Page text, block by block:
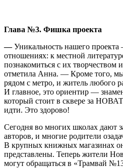
Глава №3. Фишка проекта
—Уникальность нашего
отношениях: к местной
познакомиться с их
отметила Анна. — Кроме того, мы
рядом с метро, и житель любого
И главное, это ориентир —
который стоит в сквере за
идти. Это здорово!
Сегодня во многих школах дают
авторов, и многие родители
В крупных книжных магазинах
представлены. Теперь жители
могут обращаться в «Трамвай